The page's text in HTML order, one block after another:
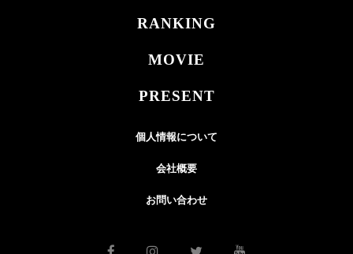
RANKING
MOVIE
PRESENT
個人情報について
会社概要
お問い合わせ